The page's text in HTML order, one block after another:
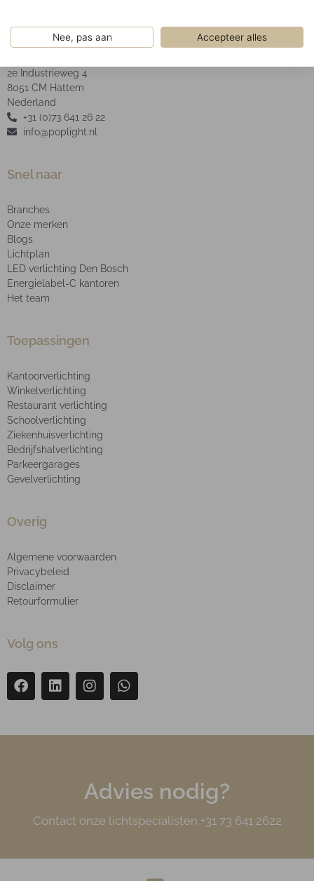
Nee, pas aan Accepteer alles
POP Light B.V.
2e Industrieweg 4
8051 CM Hattem
Nederland
+31 (0)73 641 26 22
info@poplight.nl
Snel naar
Branches
Onze merken
Blogs
Lichtplan
LED verlichting Den Bosch
Energielabel-C kantoren
Het team
Toepassingen
Kantoorverlichting
Winkelverlichting
Restaurant verlichting
Schoolverlichting
Ziekenhuisverlichting
Bedrijfshalverlichting
Parkeergarages
Gevelverlichting
Overig
Algemene voorwaarden
Privacybeleid
Disclaimer
Retourformulier
Volg ons
Advies nodig?
Contact onze lichtspecialisten +31 73 641 2622